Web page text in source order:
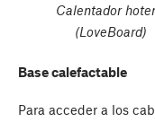
Calentador
(LoveBoard)
Base calefactable
Para acceder a los